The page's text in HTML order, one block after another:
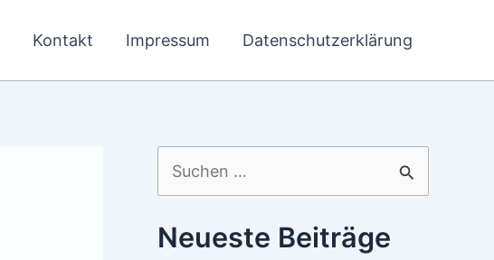
Kontakt Impressum Datenschutzerklärung
Suchen
nach:
Neueste Beiträge